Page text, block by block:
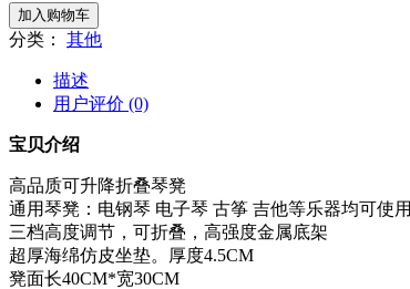
加入购物车
分类： 其他
描述
用户评价 (0)
宝贝介绍
高品质可升降折叠琴凳
通用琴凳：电钢琴 电子琴 古筝 吉他等乐器均可使用
三档高度调节，可折叠，高强度金属底架
超厚海绵仿皮坐垫。厚度4.5CM
凳面长40CM*宽30CM